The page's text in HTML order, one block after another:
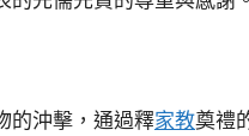
的沖擊，通過釋家教奠禮